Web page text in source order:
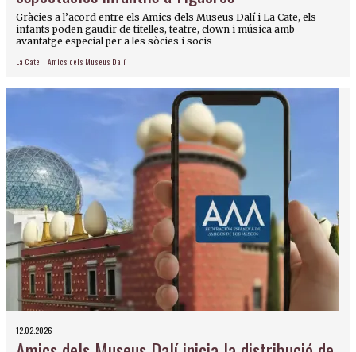
Gràcies a l’acord entre els Amics dels Museus Dalí i La Cate, els
infants poden gaudir de titelles, teatre, clown i música amb
avantatge especial per a les sòcies i socis
La Cate Amics dels Museus Dalí
12.02.2026